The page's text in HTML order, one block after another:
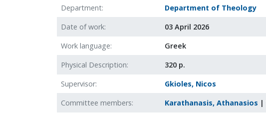
Department
Department of Theology
Date of work
03 April 2026
Work language
Greek
Physical Description
320 p.
Supervisor
Gkioles, Nicos
Committee members
Karathanasis, Athanasios |